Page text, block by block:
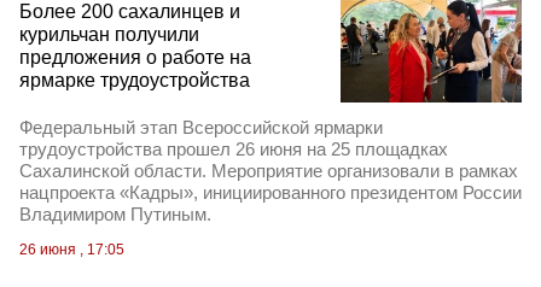
Более 200 сахалинцев и
курильчан получили
предложения о работе на
ярмарке трудоустройства
Федеральный этап Всероссийской ярмарки
трудоустройства прошел 26 июня на 25 площадках
Сахалинской области. Мероприятие организовали в рамках
нацпроекта «Кадры», инициированного президентом России
Владимиром Путиным.
26 июня , 17:05